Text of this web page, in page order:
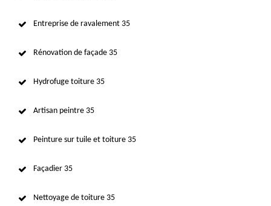
Entreprise de ravalement 35
Rénovation de façade 35
Hydrofuge toiture 35
Artisan peintre 35
Peinture sur tuile et toiture 35
Façadier 35
Nettoyage de toiture 35